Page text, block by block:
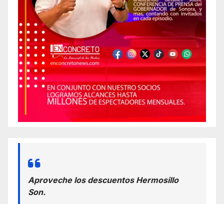
Aproveche los descuentos Hermosillo
Son.